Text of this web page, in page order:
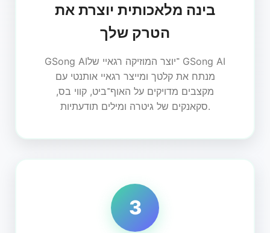
בינה מלאכותית יוצרת את
הטרק שלך
GSong AI־יוצר המוזיקה רגאיי של GSong AI
מנתח את קלטך ומייצר רגאיי אותנטי עם
מקצבים מדויקים על האוף־ביט, קווי בס,
סקאנקים של גיטרה ומילים תודעתיות.
3